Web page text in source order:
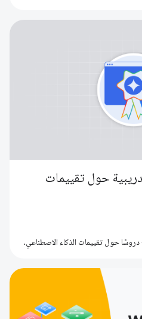
حول تقييمات
دروسًا حول تقييمات الذكاء الاصطناعي.